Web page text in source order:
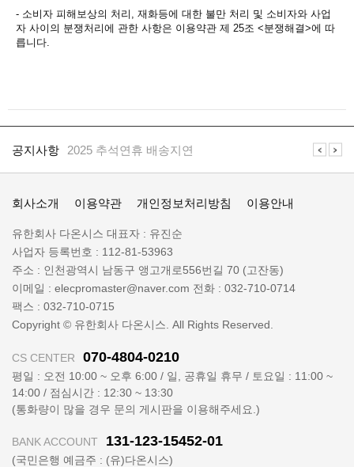
- 소비자 피해보상의 처리, 재화등에 대한 불만 처리 및 소비자와 사업
자 사이의 분쟁처리에 관한 사항은 이용약관 제 25조 <분쟁해결>에 따
릅니다.
지
공지사항 2025 추석연휴 배송지연
공지사항 일렉프로는 수배전반 전기자재 전문 쇼핑몰 입니다
렉
로
정
회사소개 이용약관 개인정보처리방침 이용안내
회
사
명
:
유한회사 다온시스 대표자 : 유진순
사업자 등록번호 : 112-81-53963
주소 : 인천광역시 남동구 앵고개로556번길 70 (고잔동)
이메일 : elecpromaster@naver.com 전화 : 032-710-0714
팩스 : 032-710-0715
Copyright © 유한회사 다온시스. All Rights Reserved.
CS CENTER 070-4804-0210
평일 : 오전 10:00 ~ 오후 6:00 / 일, 공휴일 휴무 / 토요일 : 11:00 ~
14:00 / 점심시간 : 12:30 ~ 13:30
(통화량이 많을 경우 문의 게시판을 이용해주세요.)
BANK ACCOUNT 131-123-15452-01
(국민은행 예금주 : (유)다온시스)